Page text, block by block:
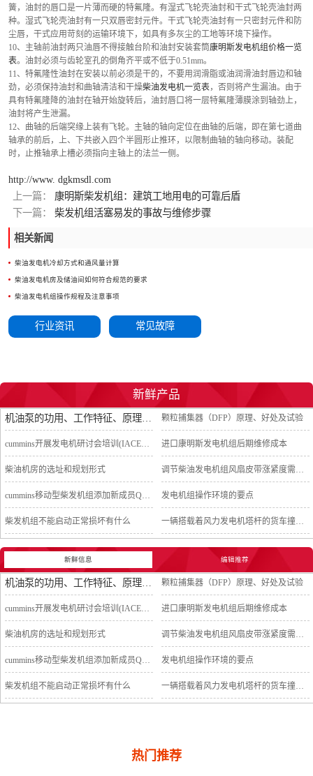
簧，油封的唇口是一片薄而硬的特氟隆。有湿式飞轮壳油封和干式飞轮壳油封两
种。湿式飞轮壳油封有一只双唇密封元件。干式飞轮壳油封有一只密封元件和防
尘唇，干式应用苛刻的运输环境下，如具有多灰尘的工地等环境下操作。
10、主轴前油封两只油唇不得接触台阶和油封安装套筒康明斯发电机组价格一览
表。油封必须与齿轮室孔的倒角齐平或不低于0.51mm。
11、特氟隆性油封在安装以前必须是干的，不要用润滑脂或油润滑油封唇边和轴
劲，必须保持油封和曲轴清洁和干燥柴油发电机一览表，否则将产生漏油。由于
具有特氟隆降的油封在轴开始旋转后，油封唇口将一层特氟隆薄膜涂到轴劲上，
油封将产生泄漏。
12、曲轴的后端突缘上装有飞轮。主轴的轴向定位在曲轴的后端，即在第七道曲
轴承的前后，上、下共嵌入四个半圆形止推环，以限制曲轴的轴向移动。装配
时，止推轴承上槽必须指向主轴上的法兰一侧。
http://www. dgkmsdl.com
上一篇：
康明斯柴发机组：建筑工地用电的可靠后盾
下一篇：
柴发机组活塞易发的事故与维修步骤
相关新闻
柴油发电机冷却方式和通风量计算
柴油发电机房及储油间如何符合规范的要求
柴油发电机组操作规程及注意事项
行业资讯 常见故障
新鲜产品
颗粒捕集器（DFP）原理、好处及试验
cummins开展发电机研讨会培训(IACET)认证工作 进口康明斯发电机组后期维修成本
柴油机房的选址和规划形式 调节柴油发电机组风扇皮带涨紧度需要注意哪些
cummins移动型柴发机组添加新成员QSB5-G11系列 发电机组操作环境的要点
柴发机组不能启动正常损坏有什么 一辆搭载着风力发电机塔杆的货车撞上车行天桥导致道路交通中断
新鲜信息 编辑推荐
颗粒捕集器（DFP）原理、好处及试验
cummins开展发电机研讨会培训(IACET)认证工作 进口康明斯发电机组后期维修成本
柴油机房的选址和规划形式 调节柴油发电机组风扇皮带涨紧度需要注意哪些
cummins移动型柴发机组添加新成员QSB5-G11系列 发电机组操作环境的要点
柴发机组不能启动正常损坏有什么 一辆搭载着风力发电机塔杆的货车撞上车行天桥导致道路交通中断
热门推荐